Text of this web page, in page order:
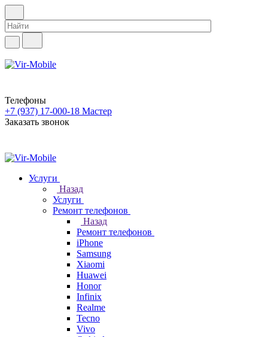
Телефоны
+7 (937) 17-000-18 Мастер
Заказать звонок
Услуги
Назад
Услуги
Ремонт телефонов
Назад
Ремонт телефонов
iPhone
Samsung
Xiaomi
Huawei
Honor
Infinix
Realme
Tecno
Vivo